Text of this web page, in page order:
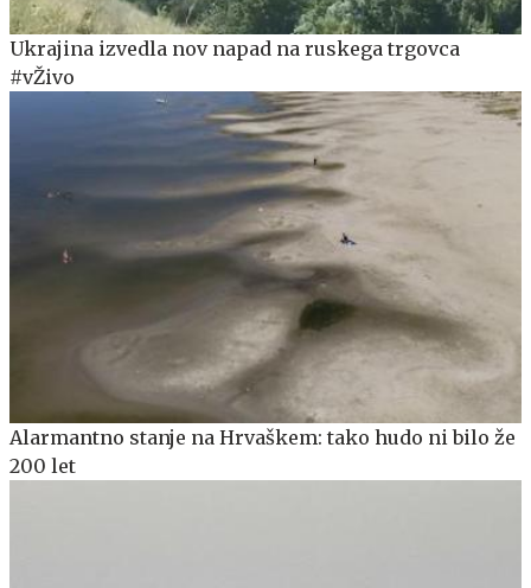
Ukrajina izvedla nov napad na ruskega trgovca
#vŽivo
Alarmantno stanje na Hrvaškem: tako hudo ni bilo že
200 let